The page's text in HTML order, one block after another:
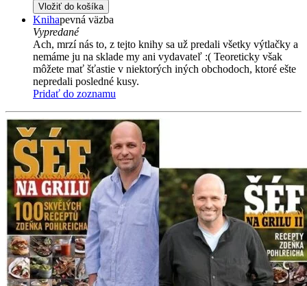
Vložiť do košíka
Knihapevná väzba
Vypredané
Ach, mrzí nás to, z tejto knihy sa už predali všetky výtlačky a
nemáme ju na sklade my ani vydavateľ :( Teoreticky však
môžete mať šťastie v niektorých iných obchodoch, ktoré ešte
nepredali posledné kusy.
Pridať do zoznamu